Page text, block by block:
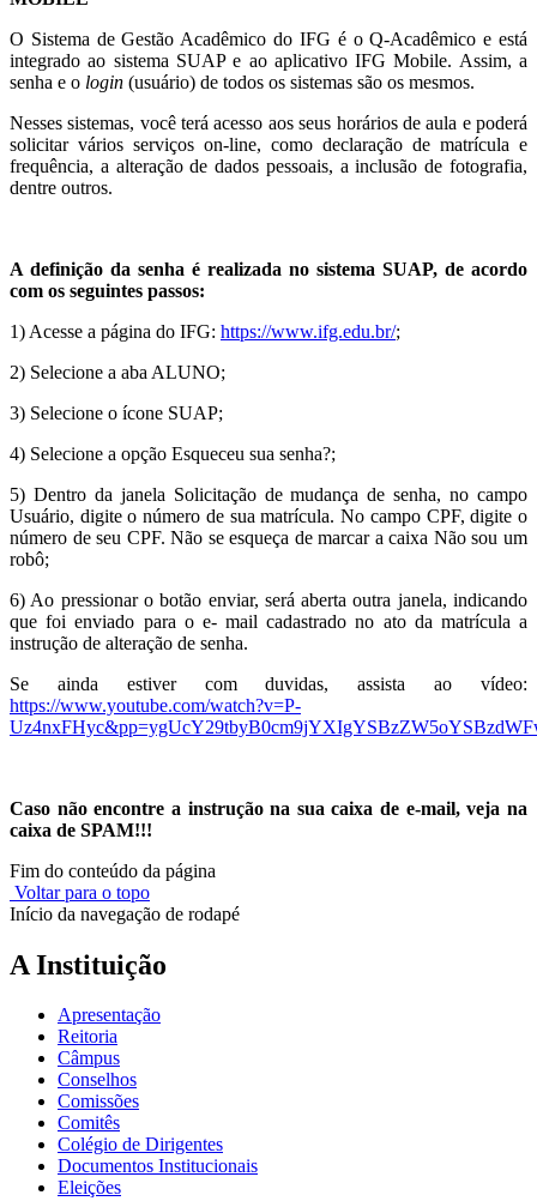
O Sistema de Gestão Acadêmico do IFG é o Q-Acadêmico e está
integrado ao sistema SUAP e ao aplicativo IFG Mobile. Assim, a
senha e o login (usuário) de todos os sistemas são os mesmos.
Nesses sistemas, você terá acesso aos seus horários de aula e poderá
solicitar vários serviços on-line, como declaração de matrícula e
frequência, a alteração de dados pessoais, a inclusão de fotografia,
dentre outros.
A definição da senha é realizada no sistema SUAP, de acordo
com os seguintes passos:
1) Acesse a página do IFG: https://www.ifg.edu.br/;
2) Selecione a aba ALUNO;
3) Selecione o ícone SUAP;
4) Selecione a opção Esqueceu sua senha?;
5) Dentro da janela Solicitação de mudança de senha, no campo
Usuário, digite o número de sua matrícula. No campo CPF, digite o
número de seu CPF. Não se esqueça de marcar a caixa Não sou um
robô;
6) Ao pressionar o botão enviar, será aberta outra janela, indicando
que foi enviado para o e- mail cadastrado no ato da matrícula a
instrução de alteração de senha.
Se ainda estiver com duvidas, assista ao vídeo:
https://www.youtube.com/watch?v=P-
Caso não encontre a instrução na sua caixa de e-mail, veja na
caixa de SPAM!!!
Fim do conteúdo da página
Voltar para o topo
Início da navegação de rodapé
A Instituição
Apresentação
Reitoria
Câmpus
Conselhos
Comissões
Comitês
Colégio de Dirigentes
Documentos Institucionais
Eleições